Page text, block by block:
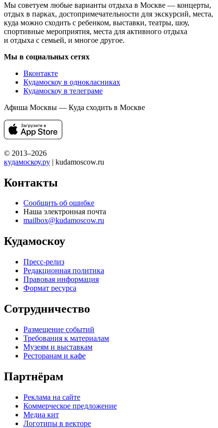
Мы советуем любые варианты отдыха в Москве — концерты,
отдых в парках, достопримечательности для экскурсий, места,
куда можно сходить с ребенком, выставки, театры, шоу,
спортивные мероприятия, места для активного отдыха
и отдыха с семьей, и многое другое.
Мы в социальных сетях
Вконтакте
Кудамоскоу в однокласниках
Кудамоскоу в телеграме
Афиша Москвы — Куда сходить в Москве
© 2013–2026
кудамоскоу.ру | kudamoscow.ru
Контакты
Сообщить об ошибке
Наша электронная почта
mailbox@kudamoscow.ru
Кудамоскоу
Пресс-релиз
Редакционная политика
Правовая информация
Формат ресурса
Сотрудничество
Размещение событий
Требования к материалам
Музеям и выставкам
Ресторанам и кафе
Партнёрам
Реклама на сайте
Коммерческое предложение
Медиа кит
Логотипы в векторе